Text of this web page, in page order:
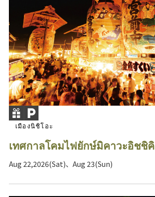
เมืองนิชิโอะ
เทศกาลโคมไฟยักษ์มิคาวะอิชชิคิ
Aug 22,2026(Sat)、Aug 23(Sun)